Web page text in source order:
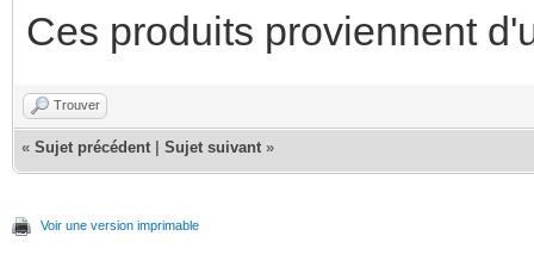
Ces produits proviennent
Trouver
« Sujet précédent Sujet suivant »
Voir une version imprimable